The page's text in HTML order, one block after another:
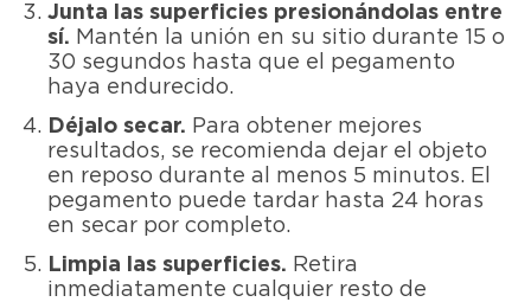
Junta las superficies presionándolas entre
sí. Mantén la unión en su sitio durante 15 o
30 segundos hasta que el pegamento
haya endurecido.
Déjalo secar. Para obtener mejores
resultados, se recomienda dejar el objeto
en reposo durante al menos 5 minutos. El
pegamento puede tardar hasta 24 horas
en secar por completo.
Limpia las superficies. Retira
inmediatamente cualquier resto de